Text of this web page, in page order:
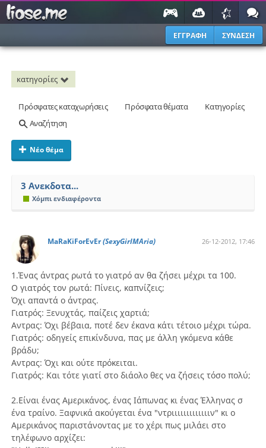
ΕΓΓΡΑΦΗ ΣΥΝΔΕΣΗ
κατηγορίες
Πρόσφατες καταχωρήσεις Πρόσφατα θέματα
Κατηγορίες
Αναζήτηση
Νέο θέμα
3 Ανεκδοτα...
Χόμπι ενδιαφέροντα
MaRaKiForEvEr(SexyGirlMAria) 26-12-2012, 17:46
1.Ένας άντρας ρωτά το γιατρό αν θα ζήσει μέχρι τα 100.
Ο γιατρός τον ρωτά: Πίνεις, καπνίζεις;
Όχι απαντά ο άντρας.
Γιατρός: Ξενυχτάς, παίζεις χαρτιά;
Αντρας: Όχι βέβαια, ποτέ δεν έκανα κάτι τέτοιο μέχρι τώρα.
Γιατρός: οδηγείς επικίνδυνα, πας με άλλη γκόμενα κάθε
βράδυ;
Αντρας: Όχι και ούτε πρόκειται.
Γιατρός: Και τότε γιατί στο διάολο θες να ζήσεις τόσο πολύ;
2.Είναι ένας Αμερικάνος, ένας Ιάπωνας κι ένας Έλληνας σ
ένα τραίνο. Ξαφνικά ακούγεται ένα "ντριιιιιιιιιιιιιν" κι ο
Αμερικάνος παριστάνοντας με το χέρι πως μιλάει στο
τηλέφωνο αρχίζει: